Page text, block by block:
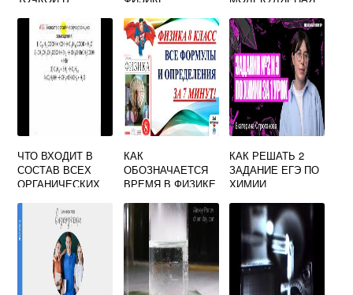
ЧТО ВХОДИТ В
СОСТАВ ВСЕХ
ОРГАНИЧЕСКИХ
КАК
ОБОЗНАЧАЕТСЯ
ВРЕМЯ В ФИЗИКЕ
КАК РЕШАТЬ 2
ЗАДАНИЕ ЕГЭ ПО
ХИМИИ